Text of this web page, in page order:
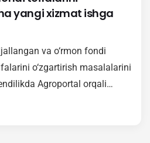
yangi xizmat ishga
va o‘rmon fondi
o‘zgartirish masalalarini
Agroportal orqali
xizmat O‘zbekiston